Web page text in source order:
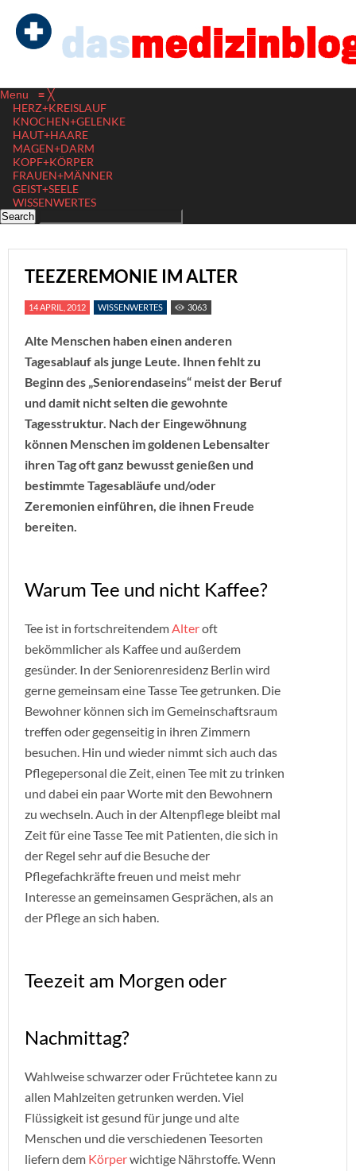
Menu ≡ ╳
HERZ+KREISLAUF
KNOCHEN+GELENKE
HAUT+HAARE
MAGEN+DARM
KOPF+KÖRPER
FRAUEN+MÄNNER
GEIST+SEELE
WISSENWERTES
TEEZEREMONIE IM ALTER
14 APRIL, 2012 WISSENWERTES 3063
Alte Menschen haben einen anderen
Tagesablauf als junge Leute. Ihnen fehlt zu
Beginn des „Seniorendaseins“ meist der Beruf
und damit nicht selten die gewohnte
Tagesstruktur. Nach der Eingewöhnung
können Menschen im goldenen Lebensalter
ihren Tag oft ganz bewusst genießen und
bestimmte Tagesabläufe und/oder
Zeremonien einführen, die ihnen Freude
bereiten.
Warum Tee und nicht Kaffee?
Tee ist in fortschreitendemAlteroft
bekömmlicher als Kaffee und außerdem
gesünder. In der Seniorenresidenz Berlin wird
gerne gemeinsam eine Tasse Tee getrunken. Die
Bewohner können sich im Gemeinschaftsraum
treffen oder gegenseitig in ihren Zimmern
besuchen. Hin und wieder nimmt sich auch das
Pflegepersonal die Zeit, einen Tee mit zu trinken
und dabei ein paar Worte mit den Bewohnern
zu wechseln. Auch in der Altenpflege bleibt mal
Zeit für eine Tasse Tee mit Patienten, die sich in
der Regel sehr auf die Besuche der
Pflegefachkräfte freuen und meist mehr
Interesse an gemeinsamen Gesprächen, als an
der Pflege an sich haben.
Teezeit am Morgen oder
Nachmittag?
Wahlweise schwarzer oder Früchtetee kann zu
allen Mahlzeiten getrunken werden. Viel
Flüssigkeit ist gesund für junge und alte
Menschen und die verschiedenen Teesorten
liefern dem Körperwichtige Nährstoffe. Wenn